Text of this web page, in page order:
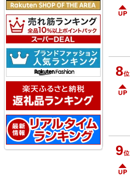
8位
9位